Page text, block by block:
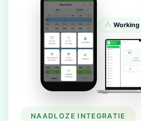
Working
NAADLOZE INTEGRATIE